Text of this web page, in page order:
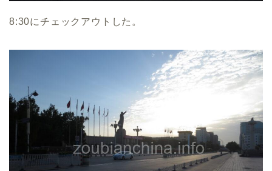
8:30にチェックアウトした。